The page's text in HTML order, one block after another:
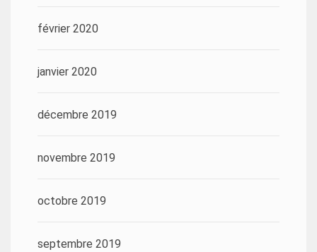
février 2020
janvier 2020
décembre 2019
novembre 2019
octobre 2019
septembre 2019